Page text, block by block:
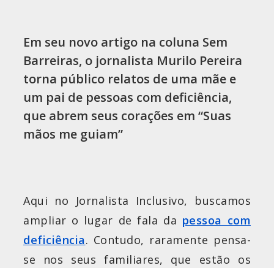
Em seu novo artigo na coluna Sem
Barreiras, o jornalista Murilo Pereira
torna público relatos de uma mãe e
um pai de pessoas com deficiência,
que abrem seus corações em “Suas
mãos me guiam”
Aqui no Jornalista Inclusivo, buscamos
ampliar o lugar de fala da pessoa com
deficiência. Contudo, raramente pensa-
se nos seus familiares, que estão os